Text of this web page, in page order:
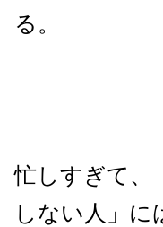
る。
忙しすぎて、
しない人」に